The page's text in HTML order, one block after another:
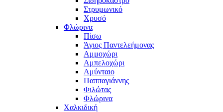
Στρυμωνικό
Χρυσό
Φλώρινα
Πίσω
Άγιος Παντελεήμονας
Αμμοχώρι
Αμπελοχώρι
Αμύνταιο
Παππαγιάννης
Φιλώτας
Φλώρινα
Χαλκιδική